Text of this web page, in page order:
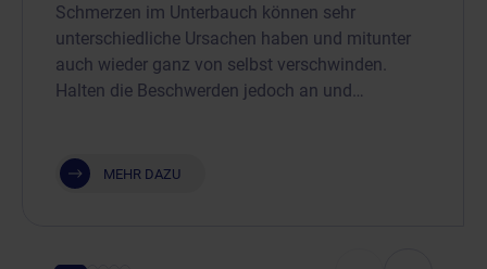
Schmerzen im Unterbauch können sehr
unterschiedliche Ursachen haben und mitunter
auch wieder ganz von selbst verschwinden.
Halten die Beschwerden jedoch an und…
MEHR DAZU